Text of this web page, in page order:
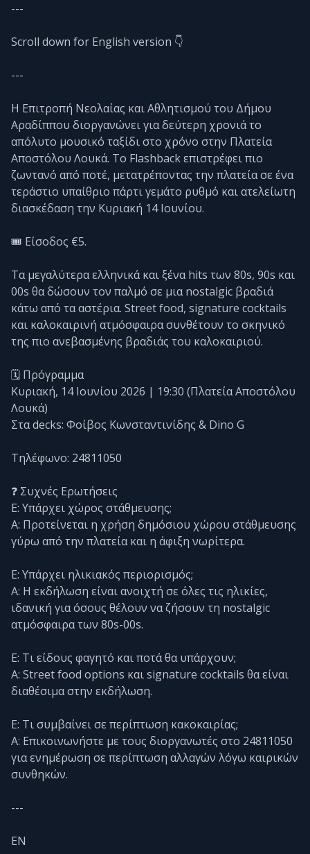
---
Scroll down for English version 👇
---
Η Επιτροπή Νεολαίας και Αθλητισμού του Δήμου
Αραδίππου διοργανώνει για δεύτερη χρονιά το
απόλυτο μουσικό ταξίδι στο χρόνο στην Πλατεία
Αποστόλου Λουκά. Το Flashback επιστρέφει πιο
ζωντανό από ποτέ, μετατρέποντας την πλατεία σε ένα
τεράστιο υπαίθριο πάρτι γεμάτο ρυθμό και ατελείωτη
διασκέδαση την Κυριακή 14 Ιουνίου.
🎟️ Είσοδος €5.
Τα μεγαλύτερα ελληνικά και ξένα hits των 80s, 90s και
00s θα δώσουν τον παλμό σε μια nostalgic βραδιά
κάτω από τα αστέρια. Street food, signature cocktails
και καλοκαιρινή ατμόσφαιρα συνθέτουν το σκηνικό
της πιο ανεβασμένης βραδιάς του καλοκαιριού.
🗓️ Πρόγραμμα
Κυριακή, 14 Ιουνίου 2026 | 19:30 (Πλατεία Αποστόλου
Λουκά)
Στα decks: Φοίβος Κωνσταντινίδης & Dino G
Τηλέφωνο: 24811050
❓ Συχνές Ερωτήσεις
Ε: Υπάρχει χώρος στάθμευσης;
Α: Προτείνεται η χρήση δημόσιου χώρου στάθμευσης
γύρω από την πλατεία και η άφιξη νωρίτερα.
Ε: Υπάρχει ηλικιακός περιορισμός;
Α: Η εκδήλωση είναι ανοιχτή σε όλες τις ηλικίες,
ιδανική για όσους θέλουν να ζήσουν τη nostalgic
ατμόσφαιρα των 80s-00s.
Ε: Τι είδους φαγητό και ποτά θα υπάρχουν;
Α: Street food options και signature cocktails θα είναι
διαθέσιμα στην εκδήλωση.
Ε: Τι συμβαίνει σε περίπτωση κακοκαιρίας;
Α: Επικοινωνήστε με τους διοργανωτές στο 24811050
για ενημέρωση σε περίπτωση αλλαγών λόγω καιρικών
συνθηκών.
---
EN